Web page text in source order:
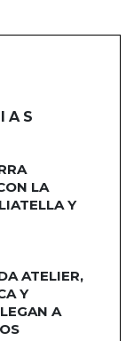
LA
Y
ATELIER,
Y
A